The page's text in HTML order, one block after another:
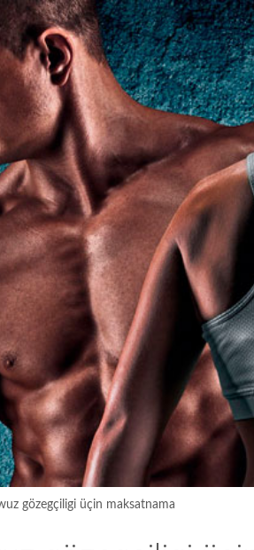
gözegçiligi üçin maksatnama